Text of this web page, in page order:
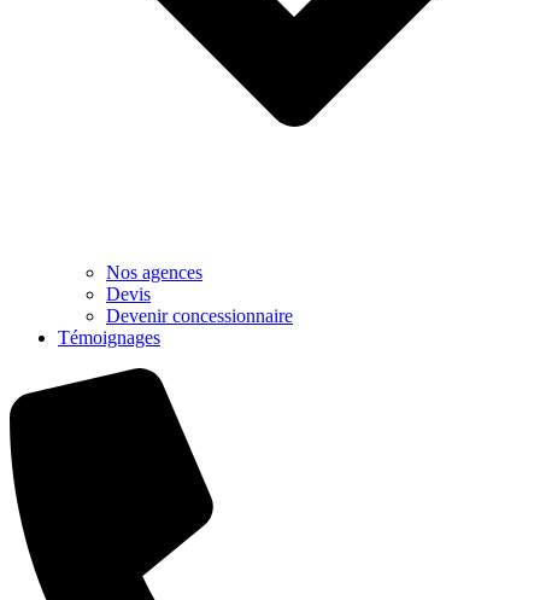
Nos agences
Devis
Devenir concessionnaire
Témoignages